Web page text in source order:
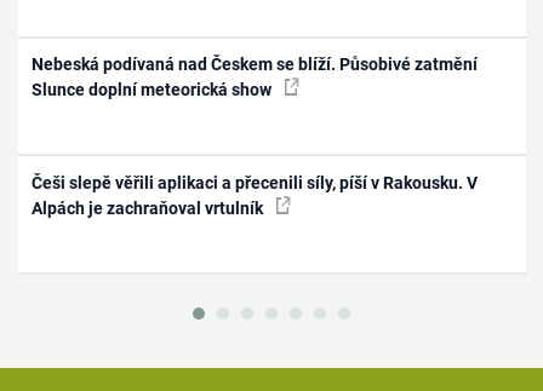
Nebeská podívaná nad Českem se blíží. Působivé zatmění
Slunce doplní meteorická show
Češi slepě věřili aplikaci a přecenili síly, píší v Rakousku. V
Alpách je zachraňoval vrtulník